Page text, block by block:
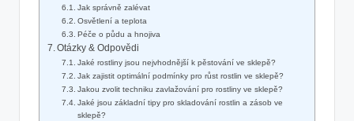
Jak správně ‍zalévat
Osvětlení a teplota
Péče o půdu a hnojiva
Otázky & Odpovědi
Jaké rostliny jsou nejvhodnější k pěstování ve sklepě?
Jak zajistit optimální podmínky pro růst rostlin ‌ve sklepě?
Jakou⁤ zvolit techniku zavlažování pro rostliny ve ⁣sklepě?
Jaké jsou⁤ základní‌ tipy pro skladování rostlin a zásob ve
sklepě?